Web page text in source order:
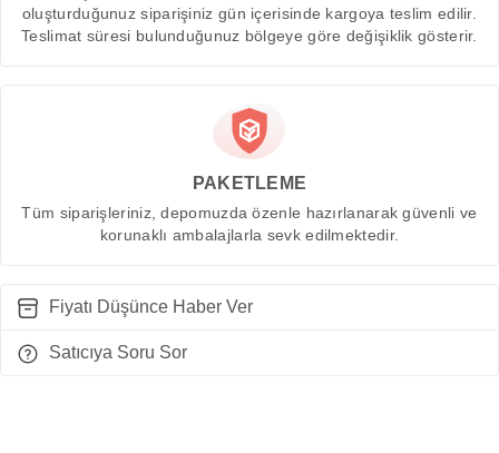
oluşturduğunuz siparişiniz gün içerisinde kargoya teslim edilir.
Teslimat süresi bulunduğunuz bölgeye göre değişiklik gösterir.
PAKETLEME
Tüm siparişleriniz, depomuzda özenle hazırlanarak güvenli ve
korunaklı ambalajlarla sevk edilmektedir.
Fiyatı Düşünce Haber Ver
Satıcıya Soru Sor